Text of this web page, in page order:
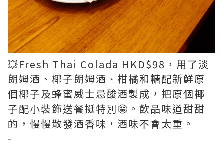
💥Fresh Thai Colada HKD$98，用了淡
朗姆酒、椰子朗姆酒、柑橘和糖配新鮮原
個椰子及蜂蜜威士忌酸酒製成，把原個椰
子配小裝飾送餐挺特別🤩。飲品味道甜甜
的，慢慢散發酒香味，酒味不會太重。
-